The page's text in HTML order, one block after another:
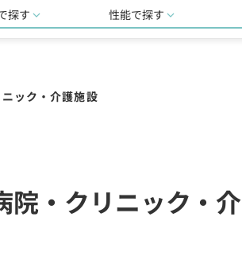
探す 性能で探す
ック・介護施設
・クリニック・